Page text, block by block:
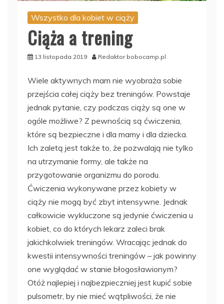
Wszystko dla kobiet w ciąży
Ciąża a trening
13 listopada 2019 Redaktor bobocamp.pl
Wiele aktywnych mam nie wyobraża sobie
przejścia całej ciąży bez treningów. Powstaje
jednak pytanie, czy podczas ciąży są one w
ogóle możliwe? Z pewnością są ćwiczenia,
które są bezpieczne i dla mamy i dla dziecka.
Ich zaletą jest także to, że pozwalają nie tylko
na utrzymanie formy, ale także na
przygotowanie organizmu do porodu.
Ćwiczenia wykonywane przez kobiety w
ciąży nie mogą być zbyt intensywne. Jednak
całkowicie wykluczone są jedynie ćwiczenia u
kobiet, co do których lekarz zaleci brak
jakichkolwiek treningów. Wracając jednak do
kwestii intensywności treningów – jak powinny
one wyglądać w stanie błogosławionym?
Otóż najlepiej i najbezpieczniej jest kupić sobie
pulsometr, by nie mieć wątpliwości, że nie